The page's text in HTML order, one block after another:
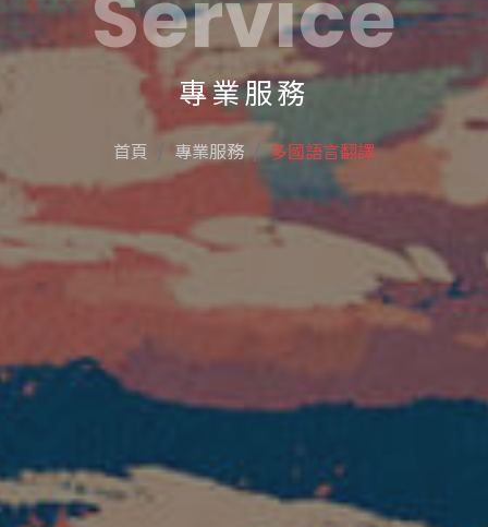
專業服務
首頁 專業服務 多國語言翻譯